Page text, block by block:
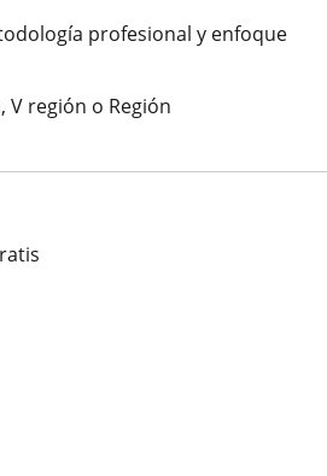
profesional y enfoque
V región o Región